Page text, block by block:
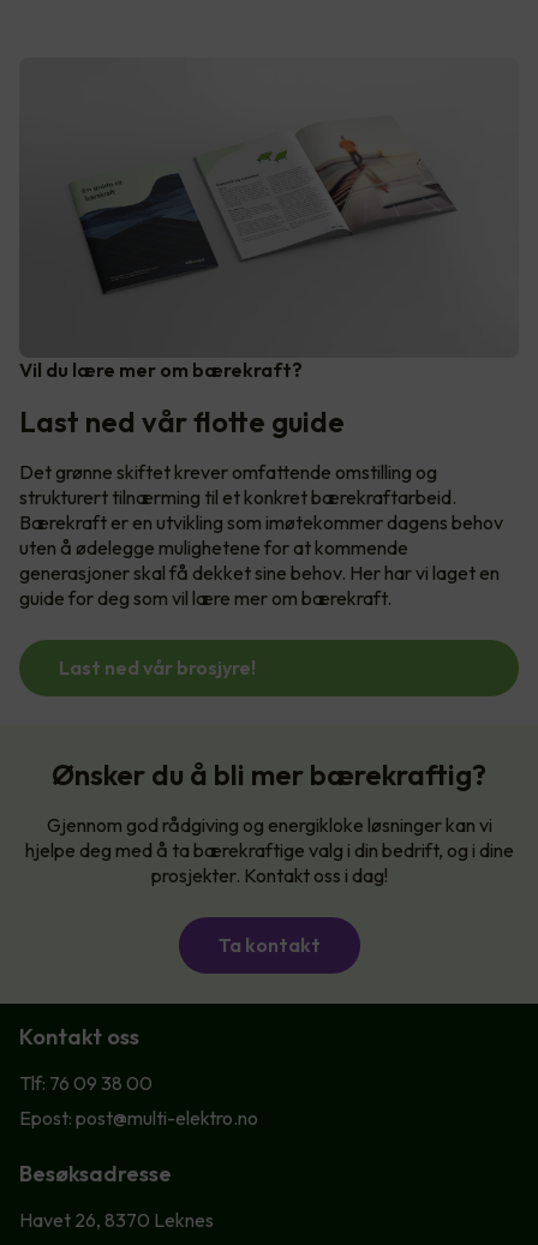
Vil du lære mer om bærekraft?
Last ned vår flotte guide
Det grønne skiftet krever omfattende omstilling og
strukturert tilnærming til et konkret bærekraftarbeid.
Bærekraft er en utvikling som imøtekommer dagens behov
uten å ødelegge mulighetene for at kommende
generasjoner skal få dekket sine behov. Her har vi laget en
guide for deg som vil lære mer om bærekraft.
Last ned vår brosjyre!
Ønsker du å bli mer bærekraftig?
Gjennom god rådgiving og energikloke løsninger kan vi
hjelpe deg med å ta bærekraftige valg i din bedrift, og i dine
prosjekter. Kontakt oss i dag!
Ta kontakt
Kontakt oss
Tlf: 76 09 38 00
Epost: post@multi-elektro.no
Besøksadresse
Havet 26, 8370 Leknes